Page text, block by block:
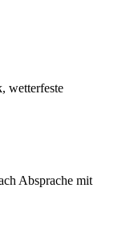
wetterfeste
Absprache mit